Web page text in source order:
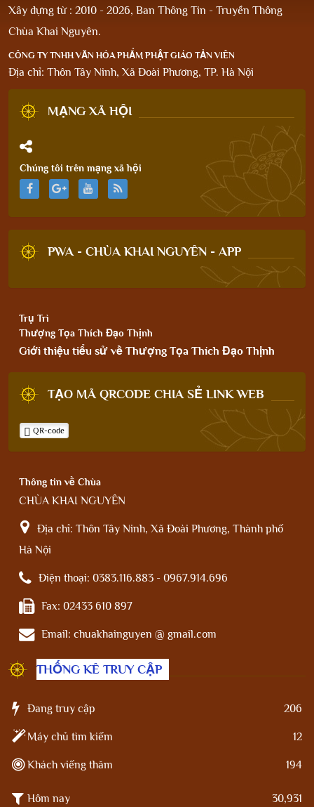
Xây dựng từ : 2010 - 2026, Ban Thông Tin - Truyền Thông
Chùa Khai Nguyên.
CÔNG TY TNHH VĂN HÓA PHẨM PHẬT GIÁO TẢN VIÊN
Địa chỉ: Thôn Tây Ninh, Xã Đoài Phương, TP. Hà Nội
MẠNG XÃ HỘI
Chúng tôi trên mạng xã hội
PWA - CHÙA KHAI NGUYÊN - APP
Trụ Trì
Thượng Tọa Thích Đạo Thịnh
Giới thiệu tiểu sử về Thượng Tọa Thích Đạo Thịnh
TẠO MÃ QRCODE CHIA SẺ LINK WEB
QR-code
Thông tin về Chùa
CHÙA KHAI NGUYÊN
Địa chỉ: Thôn Tây Ninh, Xã Đoài Phương, Thành phố
Hà Nội
Điện thoại: 0383.116.883 - 0967.914.696
Fax: 02433 610 897
Email: chuakhainguyen @ gmail.com
THỐNG KÊ TRUY CẬP
Đang truy cập 206
Máy chủ tìm kiếm 12
Khách viếng thăm 194
Hôm nay 30,931